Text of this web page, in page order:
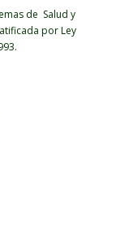
de Salud y
por Ley